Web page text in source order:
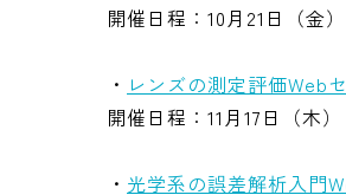
開催日程：10月21日（金）
・ レンズの測定評価Web
開催日程：11月17日（木）
・ 光学系の誤差解析入門